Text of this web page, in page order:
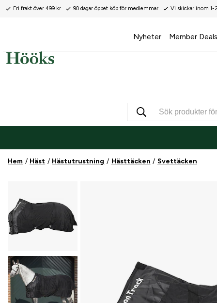
Fri frakt över 499 kr 90 dagar öppet köp för medlemmar Vi skickar inom 1-
Nyheter Member Deals
Hem Häst Hästutrustning Hästtäcken Svettäcken